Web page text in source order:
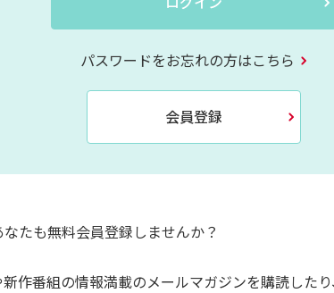
パスワードをお忘れの方はこちら
会員登録
たも無料会員登録しませんか？
作番組の情報満載のメールマガジンを購読した